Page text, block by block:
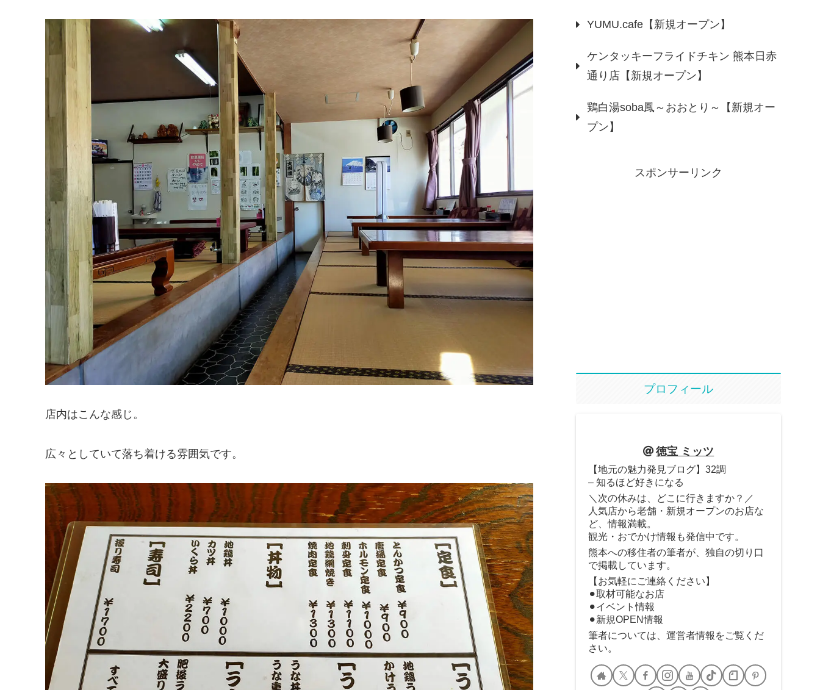
店内はこんな感じ。
広々としていて落ち着ける雰囲気です。
YUMU.cafe【新規オープン】
ケンタッキーフライドチキン 熊本日赤
通り店【新規オープン】
鶏白湯soba鳳～おおとり～【新規オー
プン】
スポンサーリンク
プロフィール
徳宝 ミッツ
【地元の魅力発見ブログ】32調
– 知るほど好きになる
＼次の休みは、どこに行きますか？／
人気店から老舗・新規オープンのお店な
ど、情報満載。
観光・おでかけ情報も発信中です。
熊本への移住者の筆者が、独自の切り口
で掲載しています。
【お気軽にご連絡ください】
⚫︎取材可能なお店
⚫︎イベント情報
⚫︎新規OPEN情報
筆者については、運営者情報をご覧くだ
さい。